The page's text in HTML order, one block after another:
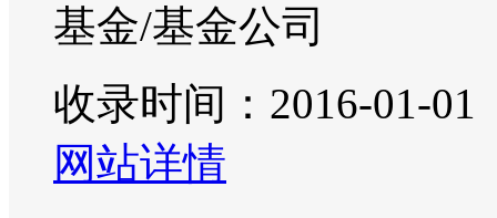
基金/基金公司
收录时间：2016-01-01
网站详情